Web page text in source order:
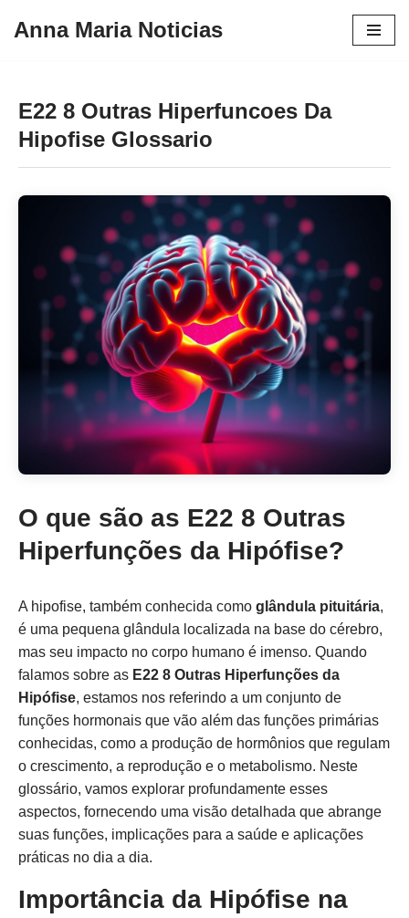
conteúdo
Anna Maria Noticias
E22 8 Outras Hiperfuncoes Da
Hipofise Glossario
O que são as E22 8 Outras
Hiperfunções da Hipófise?
A hipofise, também conhecida como glândula pituitária,
é uma pequena glândula localizada na base do cérebro,
mas seu impacto no corpo humano é imenso. Quando
falamos sobre as E22 8 Outras Hiperfunções da
Hipófise, estamos nos referindo a um conjunto de
funções hormonais que vão além das funções primárias
conhecidas, como a produção de hormônios que regulam
o crescimento, a reprodução e o metabolismo. Neste
glossário, vamos explorar profundamente esses
aspectos, fornecendo uma visão detalhada que abrange
suas funções, implicações para a saúde e aplicações
práticas no dia a dia.
Importância da Hipófise na